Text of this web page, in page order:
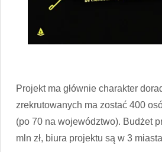
Projekt ma głównie charakter
zrekrutowanych ma zostać 400
(po 70 na województwo). Budżet
mln zł, biura projektu są w 3